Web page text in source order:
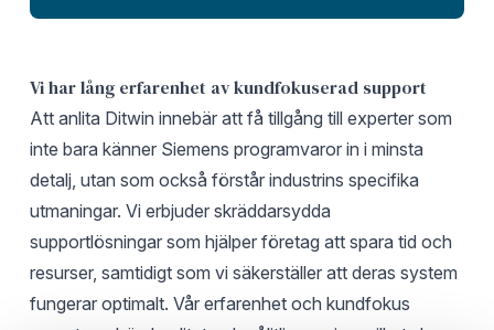
Vi har lång erfarenhet av kundfokuserad support
Att anlita Ditwin innebär att få tillgång till experter som
inte bara känner Siemens programvaror in i minsta
detalj, utan som också förstår industrins specifika
utmaningar. Vi erbjuder skräddarsydda
supportlösningar som hjälper företag att spara tid och
resurser, samtidigt som vi säkerställer att deras system
fungerar optimalt. Vår erfarenhet och kundfokus